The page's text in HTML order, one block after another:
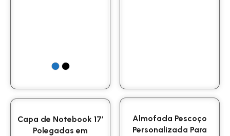
Capa de Notebook 17′
Polegadas em
Almofada Pescoço
Personalizada Para